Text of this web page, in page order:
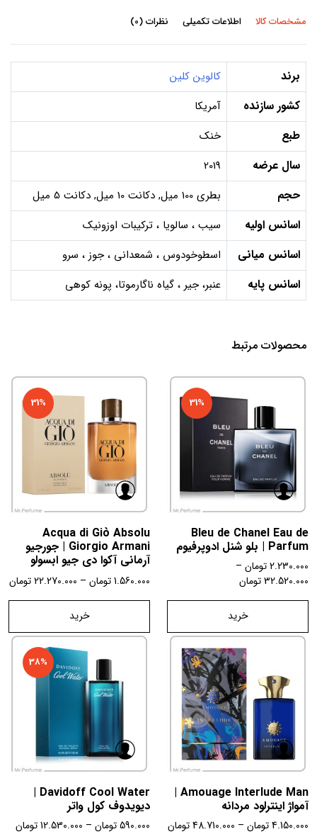
مشخصات کالا اطلاعات تکمیلی نظرات (0)
برند کالوین کلین
کشور سازنده آمریکا
طبع خنک
سال عرضه 2019
حجم بطری 100 میل, دکانت 10 میل, دکانت 5 میل
اسانس اولیه سیب ، سالویا ، ترکیبات اوزونیک
اسانس میانی اسطوخودوس ، شمعدانی ، جوز ، سرو
اسانس پایه عنبر، جیر ، گیاه ناگارموتا، پونه کوهی
محصولات مرتبط
31%
Bleu de Chanel Eau de
Parfum | بلو شنل ادوپرفیوم
2.230.000تومان –
32.520.000تومان
خرید
31%
Acqua di Giò Absolu
Giorgio Armani | جورجیو
آرمانی آکوا دی جیو ابسولو
1.560.000تومان –
22.270.000تومان
خرید
Amouage Interlude Man |
آمواژ اینترلود مردانه
4.150.000تومان –
48.710.000تومان
38%
Davidoff Cool Water |
دیویدوف کول واتر
590.000تومان –
12.530.000تومان